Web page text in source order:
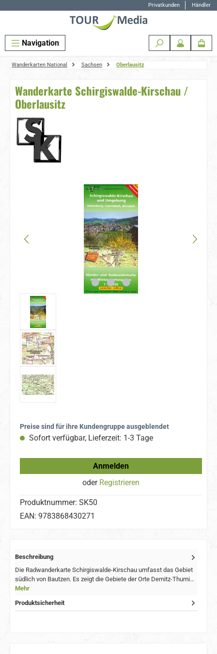
Zum Hauptinhalt springen Privatkunden Händler
Navigation
Wanderkarten National Sachsen Oberlausitz
Wanderkarte Schirgiswalde-Kirschau /
Oberlausitz
Bildergalerie überspringen
Preise sind für ihre Kundengruppe ausgeblendet
Sofort verfügbar, Lieferzeit: 1-3 Tage
Anmelden
oder Registrieren
Produktnummer: SK50
EAN: 9783868430271
Beschreibung
Die Radwanderkarte Schirgiswalde-Kirschau umfasst das Gebiet
südlich von Bautzen. Es zeigt die Gebiete der Orte Demitz-Thumi…
Mehr
Produktsicherheit